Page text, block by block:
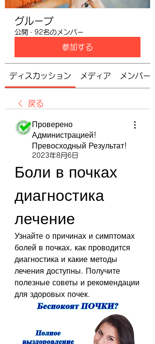
グループ
公開 · 92名のメンバー
参加する
ディスカッション メディア メンバー
戻る
Проверено
Администрацией!
Превосходный Результат!
2023年8月6日
Боли в почках
диагностика
лечение
Узнайте о причинах и симптомах
болей в почках, как проводится
диагностика и какие методы
лечения доступны. Получите
полезные советы и рекомендации
для здоровых почек.